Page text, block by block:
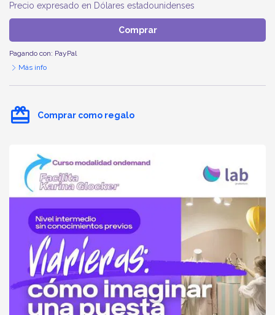
Precio expresado en Dólares estadounidenses
Comprar
Pagando con: PayPal
Más info
card_giftcard Comprar como regalo